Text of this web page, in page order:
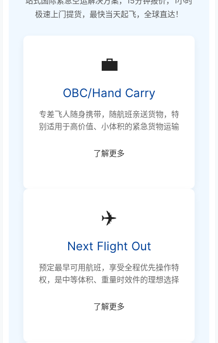
极速上门提货，最快当天起飞，全球直达！
💼
OBC/Hand Carry
专差飞人随身携带，随航班亲送货物，特
别适用于高价值、小体积的紧急货物运输
了解更多
✈️
Next Flight Out
预定最早可用航班，享受全程优先操作特
权，是中等体积、重量时效件的理想选择
了解更多